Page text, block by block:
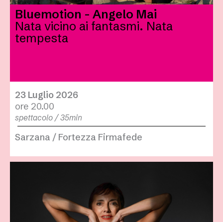
Bluemotion - Angelo Mai
Nata vicino ai fantasmi. Nata
tempesta
23 Luglio 2026
ore 20.00
spettacolo / 35min
Sarzana / Fortezza Firmafede